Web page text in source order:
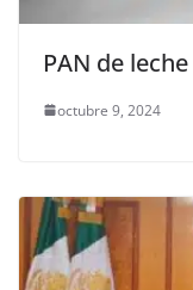
PAN de leche
octubre 9, 2024